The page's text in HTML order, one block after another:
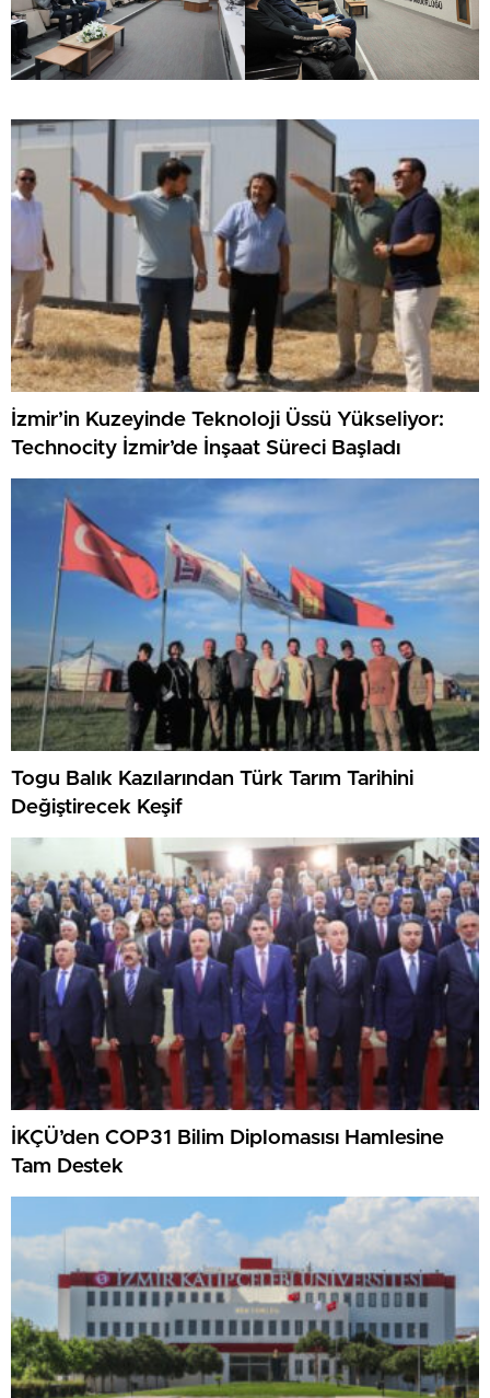
İzmir’in Kuzeyinde Teknoloji Üssü Yükseliyor:
Technocity İzmir’de İnşaat Süreci Başladı
Togu Balık Kazılarından Türk Tarım Tarihini
Değiştirecek Keşif
İKÇÜ’den COP31 Bilim Diplomasısı Hamlesine
Tam Destek